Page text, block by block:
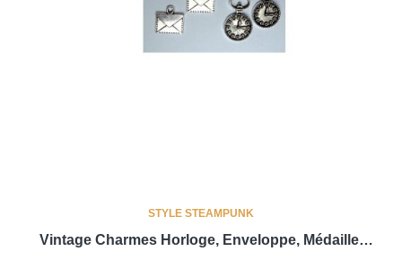
STYLE STEAMPUNK
Vintage Charmes Horloge, Enveloppe, Médaille,